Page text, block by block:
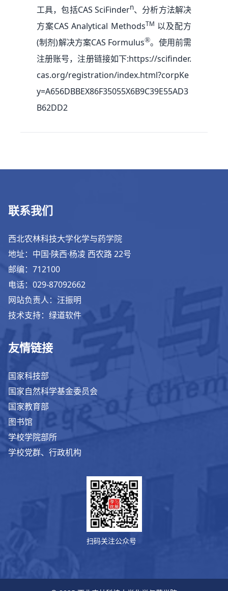
工具，包括CAS SciFindern、分析方法解决
方案CAS Analytical MethodsTM 以及配方
(制剂)解决方案CAS Formulus®。使用前需
注册账号，注册链接如下:https://scifinder.
cas.org/registration/index.html?corpKe
y=A656DBBEX86F35055X6B9C39E55AD3
B62DD2
联系我们
西北农林科技大学化学与药学院
地址：中国·陕西·杨凌 西农路 22号
邮编：712100
电话：029-87092662
网站负责人：汪振明
技术支持：绿道软件
友情链接
国家科技部
国家自然科学基金委员会
国家教育部
图书馆
学校学院部所
学校党群、行政机构
扫码关注公众号